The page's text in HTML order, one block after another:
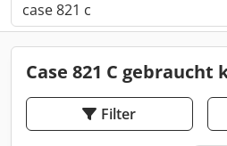
Case 821 C gebraucht
Filter